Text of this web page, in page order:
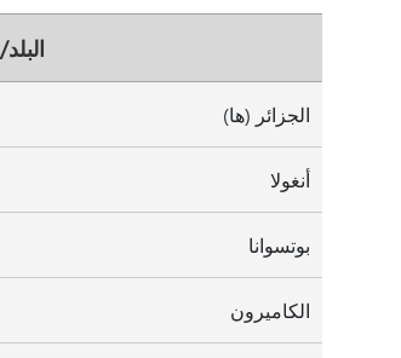
الجزائر (ها)
أنغولا
بوتسوانا
الكاميرون